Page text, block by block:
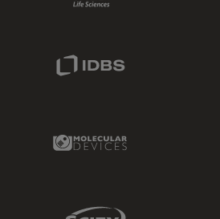
Molecular Devices Link
Sciex Link